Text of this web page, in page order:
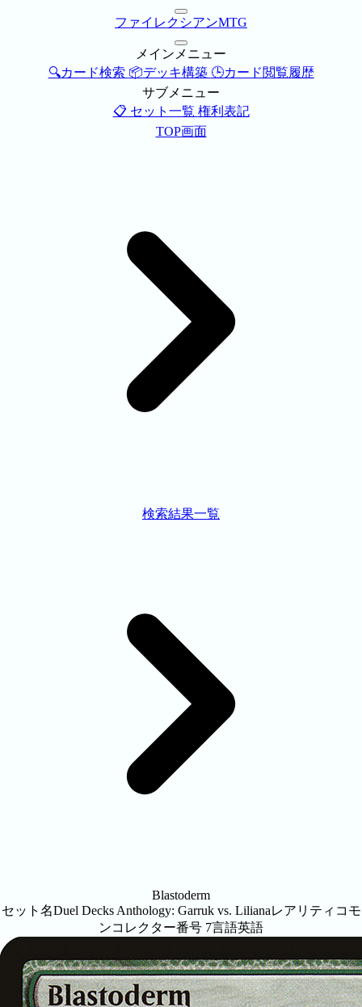
ファイレクシアンMTG
メインメニュー
🔍カード検索 📦デッキ構築 🕒カード閲覧履歴
サブメニュー
📋 セット一覧 権利表記
TOP画面
検索結果一覧
Blastoderm
セット名Duel Decks Anthology: Garruk vs. Lilianaレアリティ コモ
ンコレクター番号 7言語英語